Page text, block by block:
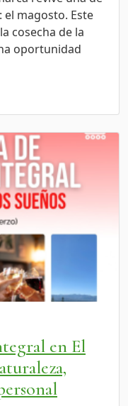
magosto. Este
cosecha de la
oportunidad
en El